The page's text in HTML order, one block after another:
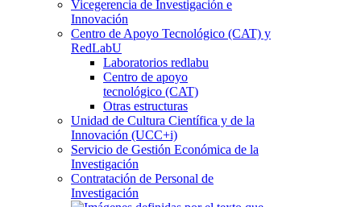
Vicegerencia de Investigación e
Innovación
Centro de Apoyo Tecnológico (CAT) y
RedLabU
Laboratorios redlabu
Centro de apoyo
tecnológico (CAT)
Otras estructuras
Unidad de Cultura Científica y de la
Innovación (UCC+i)
Servicio de Gestión Económica de la
Investigación
Contratación de Personal de
Investigación